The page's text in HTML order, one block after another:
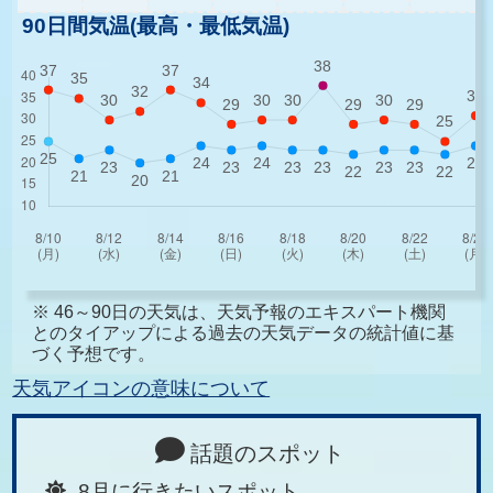
90日間気温(最高・最低気温)
※ 46～90日の天気は、天気予報のエキスパート機関
とのタイアップによる過去の天気データの統計値に基
づく予想です。
天気アイコンの意味について
話題のスポット